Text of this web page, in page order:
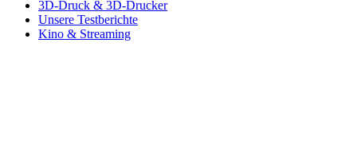
3D-Druck & 3D-Drucker
Unsere Testberichte
Kino & Streaming